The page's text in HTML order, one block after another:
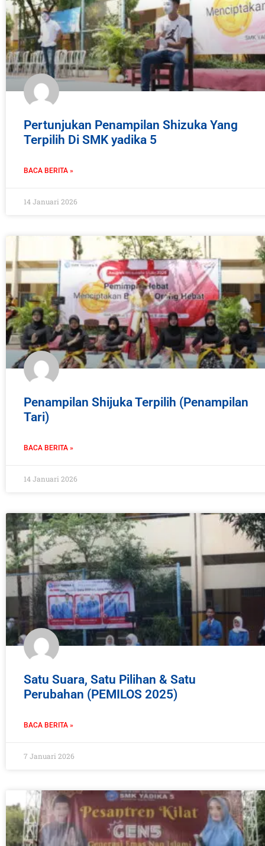
Pertunjukan Penampilan Shizuka Yang
Terpilih Di SMK yadika 5
BACA BERITA »
14 Januari 2026
Penampilan Shijuka Terpilih (Penampilan
Tari)
BACA BERITA »
14 Januari 2026
Satu Suara, Satu Pilihan & Satu
Perubahan (PEMILOS 2025)
BACA BERITA »
7 Januari 2026